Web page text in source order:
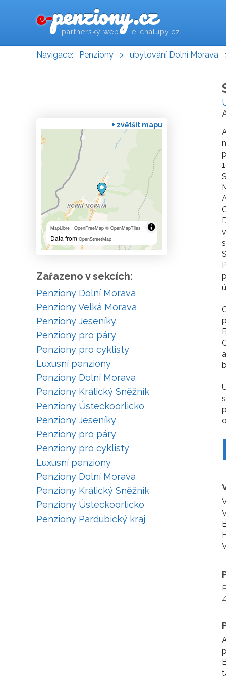
e-penziony.cz
partnerský web e-chalupy.cz
Navigace: Penziony > ubytování Dolní Morava
+ zvětšit mapu
MapLibre | OpenFreeMap © OpenMapTiles
Data from OpenStreetMap
Zařazeno v sekcích:
Penziony Dolní Morava
Penziony Velká Morava
Penziony Jeseníky
Penziony pro páry
Penziony pro cyklisty
Luxusní penziony
Penziony Dolní Morava
Penziony Králický Sněžník
Penziony Ústeckoorlicko
Penziony Jeseníky
Penziony pro páry
Penziony pro cyklisty
Luxusní penziony
Penziony Dolní Morava
Penziony Králický Sněžník
Penziony Ústeckoorlicko
Penziony Pardubický kraj